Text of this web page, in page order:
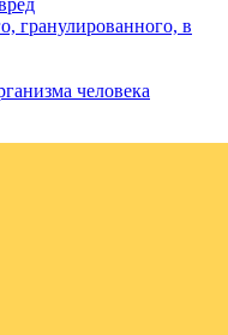
гранулированного, в
человека